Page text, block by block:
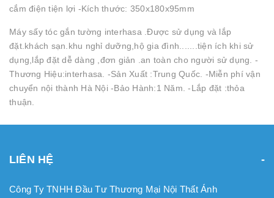
cắm điện tiện lợi -Kích thước: 350x180x95mm
Máy sấy tóc gắn tường interhasa .Được sử dụng và lắp
đặt.khách sạn.khu nghỉ dưỡng,hộ gia đình.......tiện ích khi sử
dụng,lắp đặt dễ dàng ,đơn giản .an toàn cho người sử dụng. -
Thương Hiệu:interhasa. -Sản Xuất :Trung Quốc. -Miễn phí vận
chuyển nội thành Hà Nội -Bảo Hành:1 Năm. -Lắp đặt :thỏa
thuận.
LIÊN HỆ
Công Ty TNHH Đầu Tư Thương Mại Nội Thất Ánh